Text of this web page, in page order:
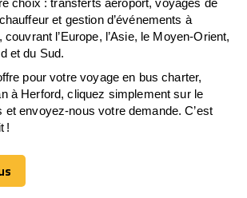
et gestion d’événements à
couvrant l’Europe, l’Asie, le Moyen-Orient,
et du Sud.
pour votre voyage en bus charter,
à Herford, cliquez simplement sur le
et envoyez-nous votre demande. C’est
!